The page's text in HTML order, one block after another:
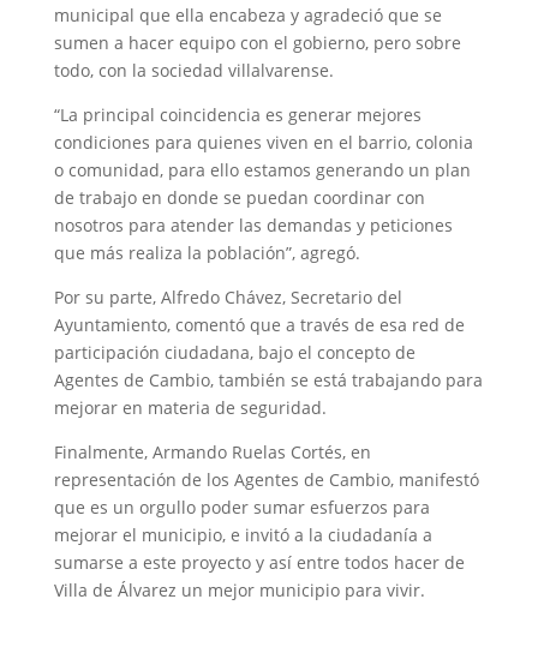
municipal que ella encabeza y agradeció que se
sumen a hacer equipo con el gobierno, pero sobre
todo, con la sociedad villalvarense.
“La principal coincidencia es generar mejores
condiciones para quienes viven en el barrio, colonia
o comunidad, para ello estamos generando un plan
de trabajo en donde se puedan coordinar con
nosotros para atender las demandas y peticiones
que más realiza la población”, agregó.
Por su parte, Alfredo Chávez, Secretario del
Ayuntamiento, comentó que a través de esa red de
participación ciudadana, bajo el concepto de
Agentes de Cambio, también se está trabajando para
mejorar en materia de seguridad.
Finalmente, Armando Ruelas Cortés, en
representación de los Agentes de Cambio, manifestó
que es un orgullo poder sumar esfuerzos para
mejorar el municipio, e invitó a la ciudadanía a
sumarse a este proyecto y así entre todos hacer de
Villa de Álvarez un mejor municipio para vivir.